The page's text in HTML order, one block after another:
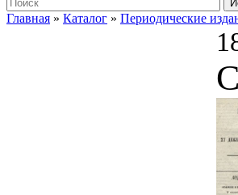
Главная » Каталог » Периодические